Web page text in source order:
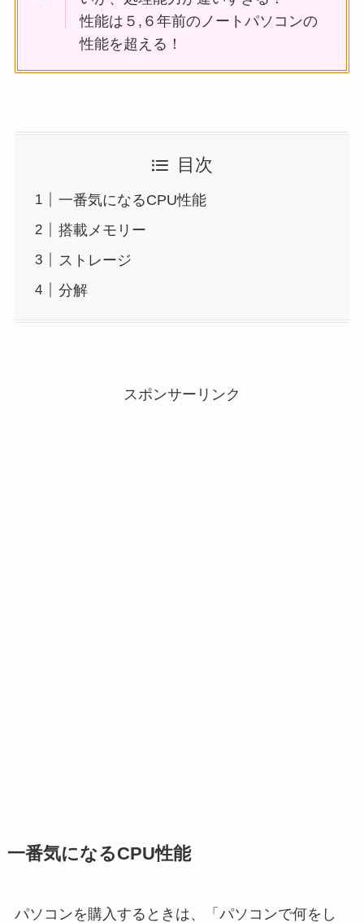
性能は５,６年前のノートパソコンの
性能を超える！
目次
一番気になるCPU性能
搭載メモリー
ストレージ
分解
スポンサーリンク
一番気になるCPU性能
パソコンを購入するときは、「パソコンで何をし